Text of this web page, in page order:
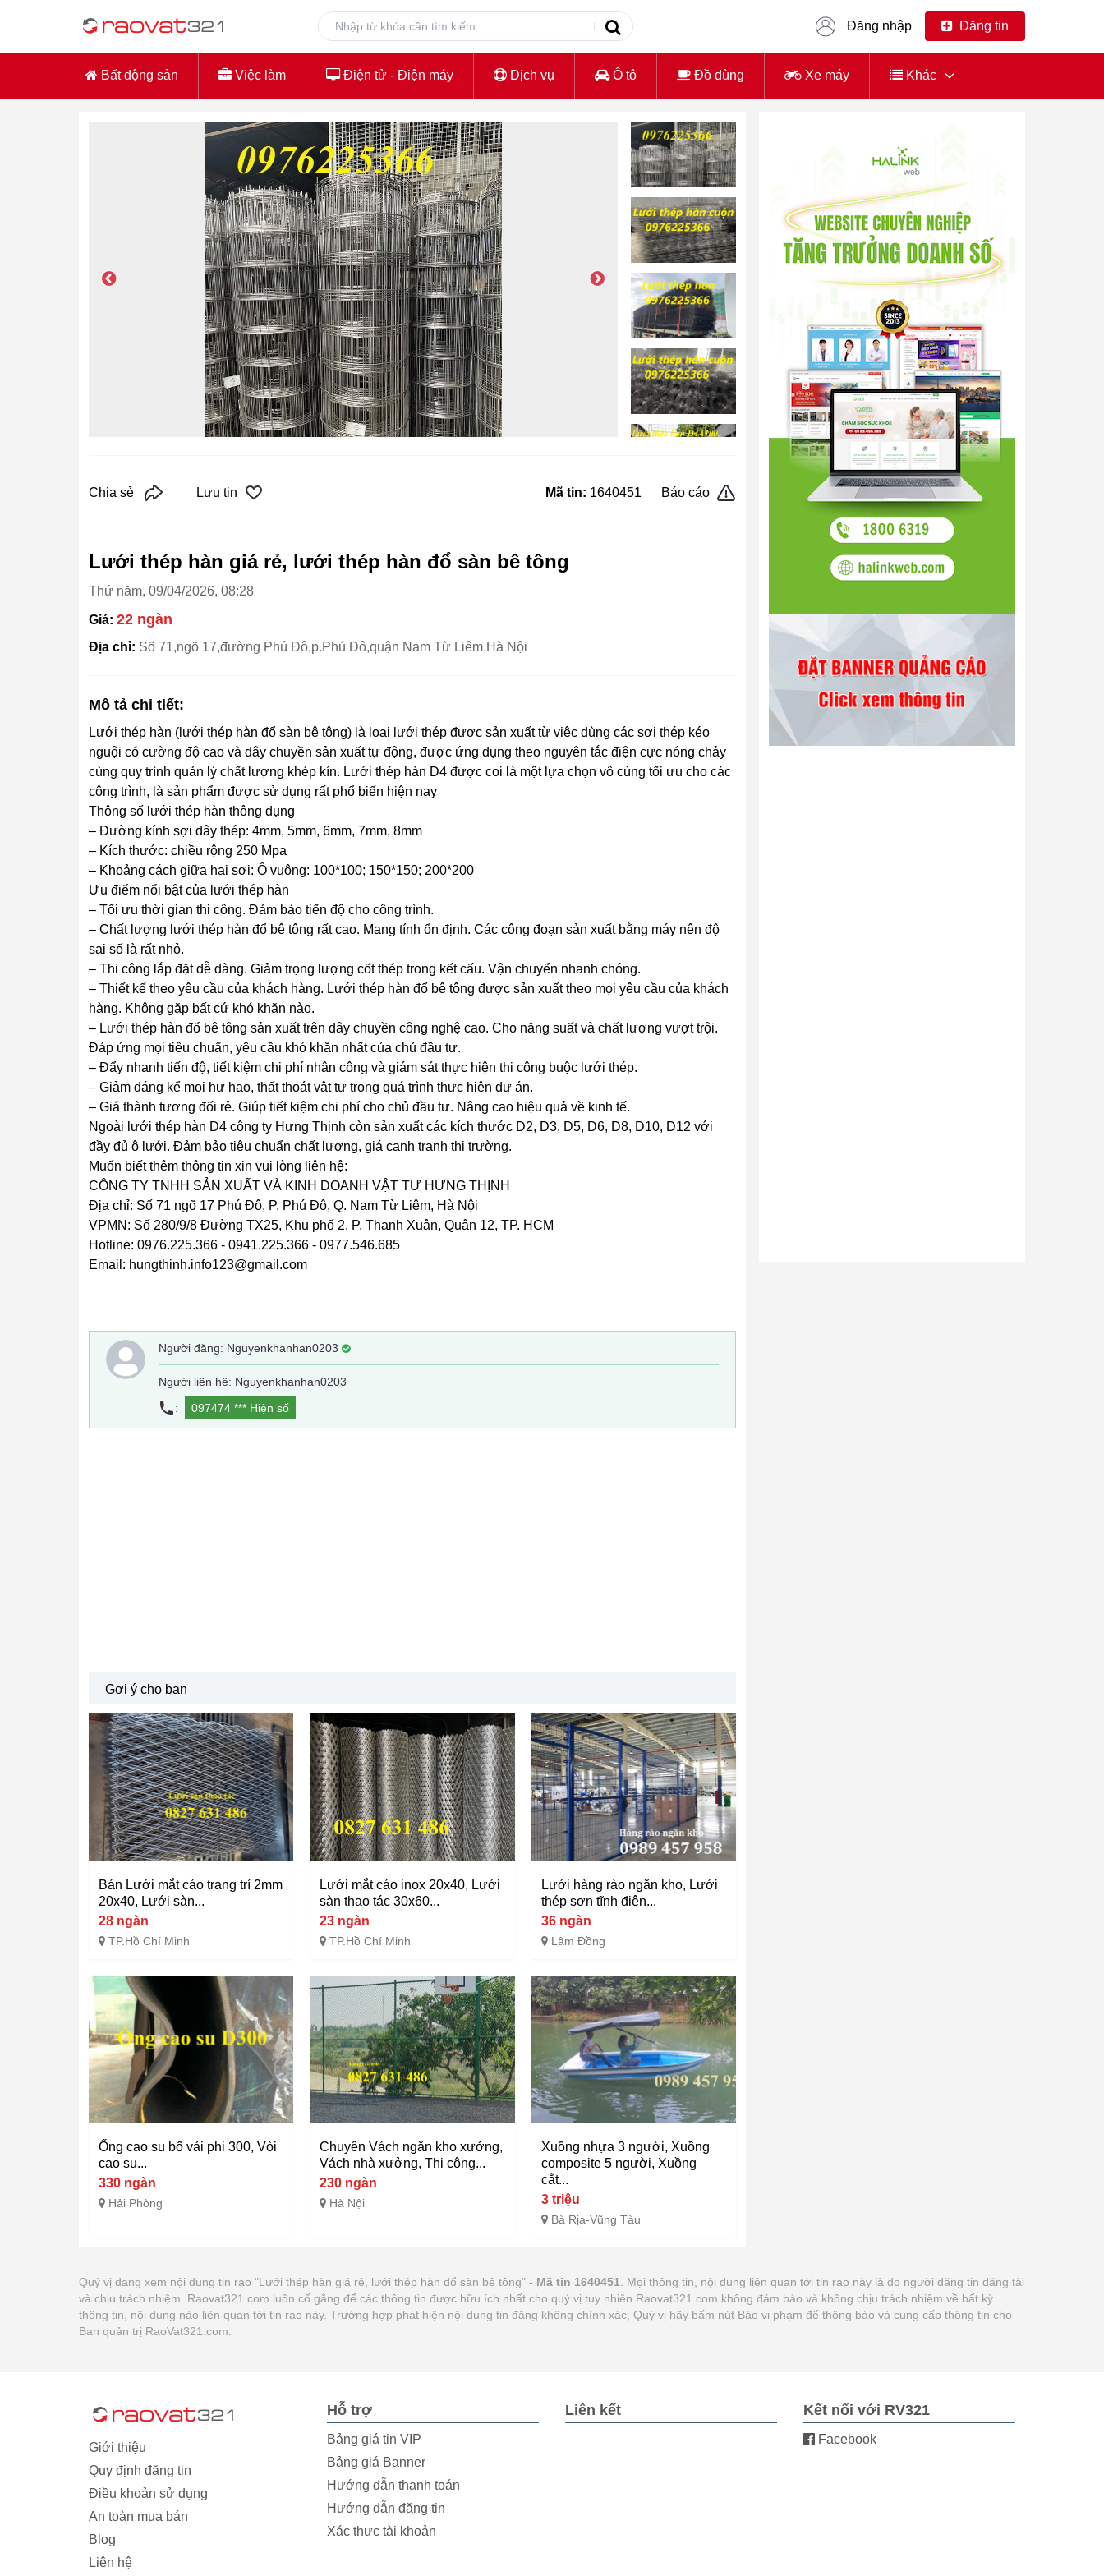
Đăng nhập Đăng tin
Bất động sản Việc làm Điện tử - Điện máy Dịch vụ Ô tô Đồ dùng Xe máy Khác
Chia sẻ Lưu tin Mã tin: 1640451 Báo cáo
Lưới thép hàn giá rẻ, lưới thép hàn đổ sàn bê tông
Thứ năm, 09/04/2026, 08:28
Giá: 22 ngàn
Địa chỉ: Số 71,ngõ 17,đường Phú Đô,p.Phú Đô,quận Nam Từ Liêm,Hà Nội
Mô tả chi tiết:
Lưới thép hàn (lưới thép hàn đổ sàn bê tông) là loại lưới thép được sản xuất từ việc dùng các sợi thép kéo
nguội có cường độ cao và dây chuyền sản xuất tự động, được ứng dụng theo nguyên tắc điện cực nóng chảy
cùng quy trình quản lý chất lượng khép kín. Lưới thép hàn D4 được coi là một lựa chọn vô cùng tối ưu cho các
công trình, là sản phẩm được sử dụng rất phổ biến hiện nay
Thông số lưới thép hàn thông dụng
– Đường kính sợi dây thép: 4mm, 5mm, 6mm, 7mm, 8mm
– Kích thước: chiều rộng 250 Mpa
– Khoảng cách giữa hai sợi: Ô vuông: 100*100; 150*150; 200*200
Ưu điểm nổi bật của lưới thép hàn
– Tối ưu thời gian thi công. Đảm bảo tiến độ cho công trình.
– Chất lượng lưới thép hàn đổ bê tông rất cao. Mang tính ổn định. Các công đoạn sản xuất bằng máy nên độ
sai số là rất nhỏ.
– Thi công lắp đặt dễ dàng. Giảm trọng lượng cốt thép trong kết cấu. Vận chuyển nhanh chóng.
– Thiết kế theo yêu cầu của khách hàng. Lưới thép hàn đổ bê tông được sản xuất theo mọi yêu cầu của khách
hàng. Không gặp bất cứ khó khăn nào.
– Lưới thép hàn đổ bê tông sản xuất trên dây chuyền công nghệ cao. Cho năng suất và chất lượng vượt trội.
Đáp ứng mọi tiêu chuẩn, yêu cầu khó khăn nhất của chủ đầu tư.
– Đẩy nhanh tiến độ, tiết kiệm chi phí nhân công và giám sát thực hiện thi công buộc lưới thép.
– Giảm đáng kể mọi hư hao, thất thoát vật tư trong quá trình thực hiện dự án.
– Giá thành tương đối rẻ. Giúp tiết kiệm chi phí cho chủ đầu tư. Nâng cao hiệu quả về kinh tế.
Ngoài lưới thép hàn D4 công ty Hưng Thịnh còn sản xuất các kích thước D2, D3, D5, D6, D8, D10, D12 với
đầy đủ ô lưới. Đảm bảo tiêu chuẩn chất lượng, giá cạnh tranh thị trường.
Muốn biết thêm thông tin xin vui lòng liên hệ:
CÔNG TY TNHH SẢN XUẤT VÀ KINH DOANH VẬT TƯ HƯNG THỊNH
Địa chỉ: Số 71 ngõ 17 Phú Đô, P. Phú Đô, Q. Nam Từ Liêm, Hà Nội
VPMN: Số 280/9/8 Đường TX25, Khu phố 2, P. Thạnh Xuân, Quận 12, TP. HCM
Hotline: 0976.225.366 - 0941.225.366 - 0977.546.685
Email: hungthinh.info123@gmail.com
Người đăng: Nguyenkhanhan0203
Người liên hệ: Nguyenkhanhan0203
:
097474 *** Hiện số
Gợi ý cho bạn
Bán Lưới mắt cáo trang trí 2mm
20x40, Lưới sàn...
28 ngàn
TP.Hồ Chí Minh
Lưới mắt cáo inox 20x40, Lưới
sàn thao tác 30x60...
23 ngàn
TP.Hồ Chí Minh
Lưới hàng rào ngăn kho, Lưới
thép sơn tĩnh điện...
36 ngàn
Lâm Đồng
Ống cao su bố vải phi 300, Vòi
cao su...
330 ngàn
Hải Phòng
Chuyên Vách ngăn kho xưởng,
Vách nhà xưởng, Thi công...
230 ngàn
Hà Nội
Xuồng nhựa 3 người, Xuồng
composite 5 người, Xuồng
cắt...
3 triệu
Bà Rịa-Vũng Tàu
Quý vị đang xem nội dung tin rao "Lưới thép hàn giá rẻ, lưới thép hàn đổ sàn bê tông" - Mã tin 1640451 . Mọi thông tin, nội dung liên quan tới tin rao này là do người đăng tin đăng tải
và chịu trách nhiệm. Raovat321.com luôn cố gắng để các thông tin được hữu ích nhất cho quý vị tuy nhiên Raovat321.com không đảm bảo và không chịu trách nhiệm về bất kỳ
thông tin, nội dung nào liên quan tới tin rao này. Trường hợp phát hiện nội dung tin đăng không chính xác, Quý vị hãy bấm nút Báo vi phạm để thông báo và cung cấp thông tin cho
Ban quản trị RaoVat321.com.
Giới thiệu
Quy định đăng tin
Điều khoản sử dụng
An toàn mua bán
Blog
Liên hệ
Hỗ trợ
Bảng giá tin VIP
Bảng giá Banner
Hướng dẫn thanh toán
Hướng dẫn đăng tin
Xác thực tài khoản
Liên kết Kết nối với RV321
Facebook